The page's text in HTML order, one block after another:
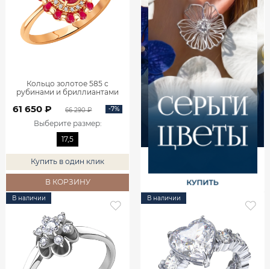
Кольцо золотое 585 с
рубинами и бриллиантами
61 650 ₽ 66 290 ₽ -7%
Выберите размер:
17,5
Купить в один клик
В КОРЗИНУ
В наличии В наличии